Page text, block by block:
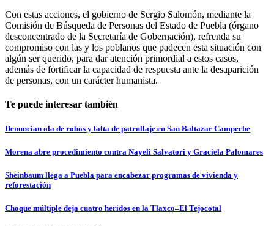
Con estas acciones, el gobierno de Sergio Salomón, mediante la
Comisión de Búsqueda de Personas del Estado de Puebla (órgano
desconcentrado de la Secretaría de Gobernación), refrenda su
compromiso con las y los poblanos que padecen esta situación con
algún ser querido, para dar atención primordial a estos casos,
además de fortificar la capacidad de respuesta ante la desaparición
de personas, con un carácter humanista.
Te puede interesar también
Denuncian ola de robos y falta de patrullaje en San Baltazar Campeche
Morena abre procedimiento contra Nayeli Salvatori y Graciela Palomares
Sheinbaum llega a Puebla para encabezar programas de vivienda y
reforestación
Choque múltiple deja cuatro heridos en la Tlaxco–El Tejocotal